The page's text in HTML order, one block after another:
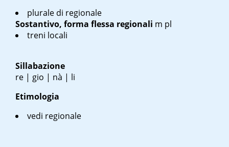
plurale di regionale
Sostantivo, forma flessa regionali m pl
treni locali
Sillabazione
re | gio | nà | li
Etimologia
vedi regionale